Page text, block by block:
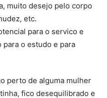
muito desejo pelo corpo
etc.
para o servico e
para o estudo e para
perto de alguma mulher
fico desequilibrado e